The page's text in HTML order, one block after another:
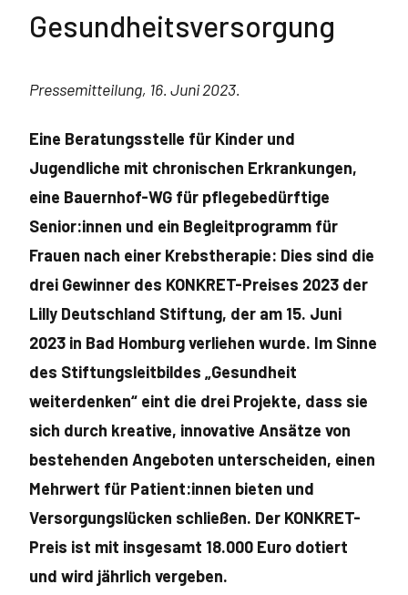
Gesundheitsversorgung
Pressemitteilung, 16. Juni 2023.
Eine Beratungsstelle für Kinder und
Jugendliche mit chronischen Er­krankungen,
eine Bauernhof-WG für pflegebedürftige
Senior:innen und ein Begleitprogramm für
Frauen nach einer Krebstherapie: Dies sind die
drei Gewinner des KONKRET-Preises 2023 der
Lilly Deutschland Stiftung, der am 15. Juni
2023 in Bad Homburg verliehen wurde. Im Sinne
des Stiftungsleitbildes „Gesundheit
weiterdenken“ eint die drei Projekte, dass sie
sich durch kreative, innovative Ansätze von
be­stehenden Angeboten unterscheiden, einen
Mehrwert für Patient:innen bieten und
Versorgungslücken schließen. Der KONKRET-
Preis ist mit insgesamt 18.000 Euro dotiert
und wird jährlich vergeben.